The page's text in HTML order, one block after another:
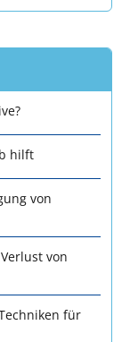
hilft
von
von
für